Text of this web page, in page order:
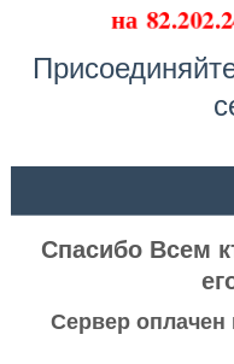
на
Спасибо Всем
Сервер оплачен